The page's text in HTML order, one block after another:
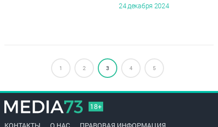
24 декабря 2024
1 2 3 4 5
18+
КОНТАКТЫ О НАС ПРАВОВАЯ ИНФОРМАЦИЯ